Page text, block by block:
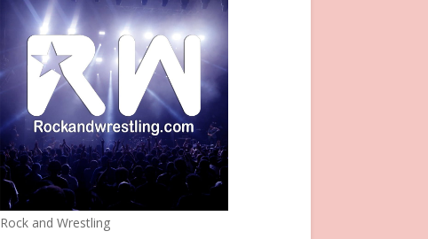
Rock and Wrestling